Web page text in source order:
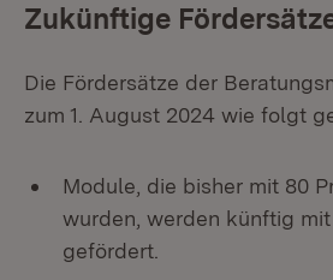
Zukünftige
Die Fördersätze der
zum 1. August 2024 wie folgt
Module, die bisher mit 80
wurden, werden künftig
gefördert.